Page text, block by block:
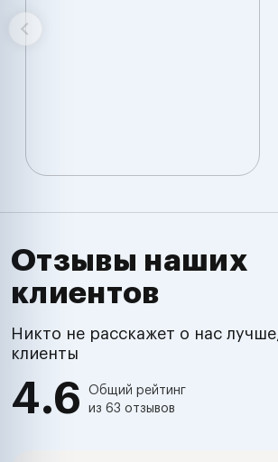
Отзывы наших
клиентов
Никто не расскажет о нас
клиенты
4.6
Общий рейтинг
из 63 отзывов